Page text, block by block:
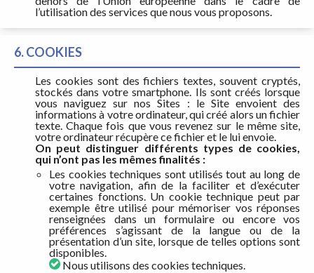
l’utilisation des services que nous vous proposons.
6. COOKIES
Les cookies sont des fichiers textes, souvent cryptés,
stockés dans votre smartphone. Ils sont créés lorsque
vous naviguez sur nos Sites : le Site envoient des
informations à votre ordinateur, qui créé alors un fichier
texte. Chaque fois que vous revenez sur le même site,
votre ordinateur récupère ce fichier et le lui envoie.
On peut distinguer différents types de cookies,
qui n’ont pas les mêmes finalités :
Les cookies techniques sont utilisés tout au long de
votre navigation, afin de la faciliter et d’exécuter
certaines fonctions. Un cookie technique peut par
exemple être utilisé pour mémoriser vos réponses
renseignées dans un formulaire ou encore vos
préférences s’agissant de la langue ou de la
présentation d’un site, lorsque de telles options sont
disponibles.
Nous utilisons des cookies techniques.